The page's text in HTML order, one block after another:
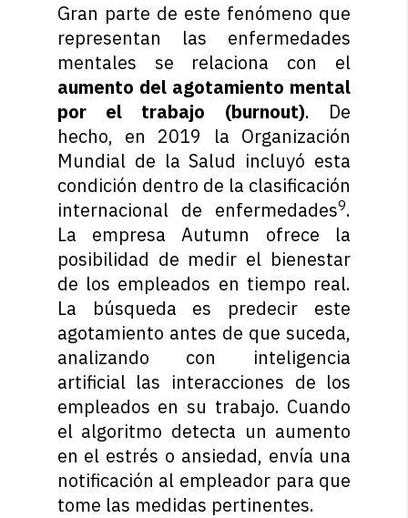
Gran parte de este fenómeno que
representan las enfermedades
mentales se relaciona con el
aumento del agotamiento mental
por el trabajo (burnout). De
hecho, en 2019 la Organización
Mundial de la Salud incluyó esta
condición dentro de la clasificación
internacional de enfermedades9.
La empresa Autumn ofrece la
posibilidad de medir el bienestar
de los empleados en tiempo real.
La búsqueda es predecir este
agotamiento antes de que suceda,
analizando con inteligencia
artificial las interacciones de los
empleados en su trabajo. Cuando
el algoritmo detecta un aumento
en el estrés o ansiedad, envía una
notificación al empleador para que
tome las medidas pertinentes.